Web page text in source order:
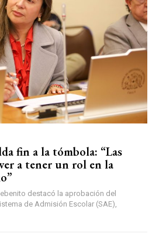
fin a la tómbola: “Las
a tener un rol en la
destacó la aprobación del
de Admisión Escolar (SAE),